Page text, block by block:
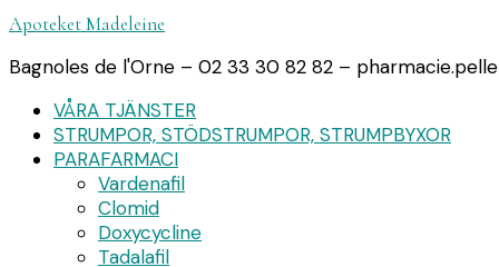
Apoteket Madeleine
Bagnoles de l'Orne – 02 33 30 82 82 –
VÅRA TJÄNSTER
STRUMPOR, STÖDSTRUMPOR, STRUMPBYXOR
PARAFARMACI
Vardenafil
Clomid
Doxycycline
Tadalafil